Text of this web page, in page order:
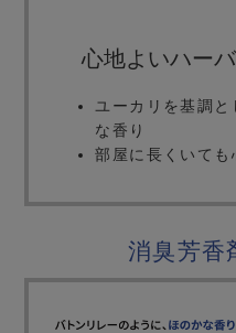
心地よいハー
ユーカリを基調
な香り
部屋に長くいても
消臭芳香